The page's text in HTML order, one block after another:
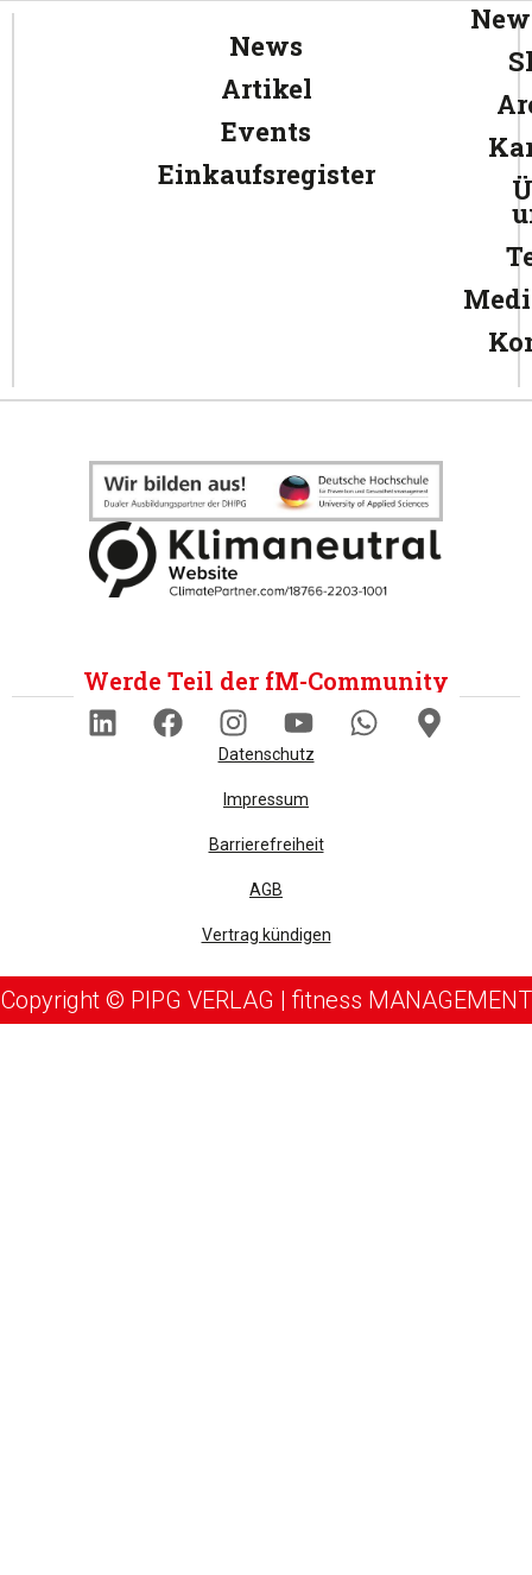
News
Artikel
Events
Einkaufsregister
Werde Teil der fM-Community
Datenschutz
Impressum
Barrierefreiheit
AGB
Vertrag kündigen
Copyright © PIPG VERLAG | fitness MANAGEMENT